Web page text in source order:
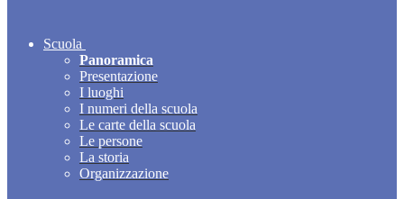
Scuola
Panoramica
Presentazione
I luoghi
I numeri della scuola
Le carte della scuola
Le persone
La storia
Organizzazione